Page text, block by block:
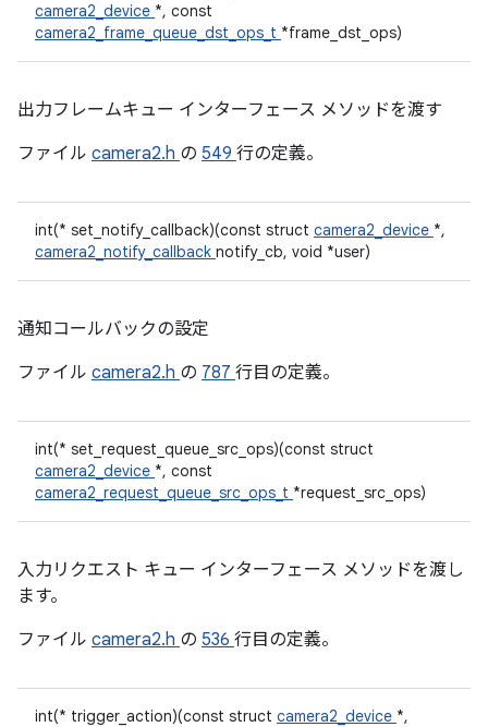
camera2_device *, const
camera2_frame_queue_dst_ops_t *frame_dst_ops)
出力フレームキュー インターフェース メソッドを渡す
ファイル camera2.h の 549 行の定義。
int(* set_notify_callback)(const struct camera2_device *,
camera2_notify_callback notify_cb, void *user)
通知コールバックの設定
ファイル camera2.h の 787 行目の定義。
int(* set_request_queue_src_ops)(const struct
camera2_device *, const
camera2_request_queue_src_ops_t *request_src_ops)
入力リクエスト キュー インターフェース メソッドを渡し
ます。
ファイル camera2.h の 536 行目の定義。
int(* trigger_action)(const struct camera2_device *,